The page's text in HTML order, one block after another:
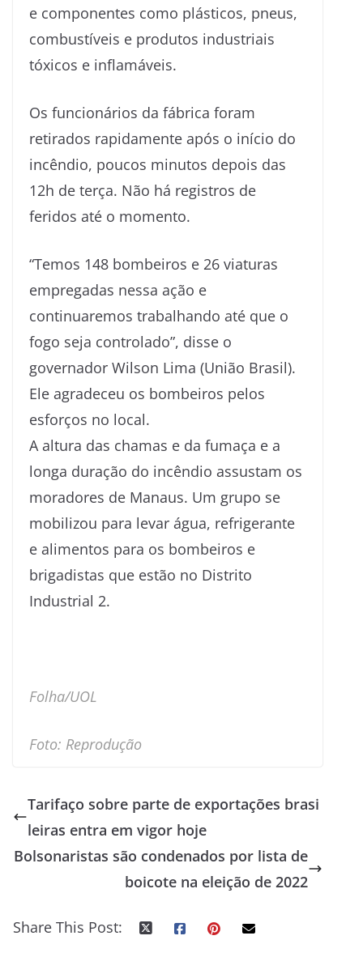
e componentes como plásticos, pneus,
combustíveis e produtos industriais
tóxicos e inflamáveis.
Os funcionários da fábrica foram
retirados rapidamente após o início do
incêndio, poucos minutos depois das
12h de terça. Não há registros de
feridos até o momento.
“Temos 148 bombeiros e 26 viaturas
empregadas nessa ação e
continuaremos trabalhando até que o
fogo seja controlado”, disse o
governador Wilson Lima (União Brasil).
Ele agradeceu os bombeiros pelos
esforços no local.
A altura das chamas e da fumaça e a
longa duração do incêndio assustam os
moradores de Manaus. Um grupo se
mobilizou para levar água, refrigerante
e alimentos para os bombeiros e
brigadistas que estão no Distrito
Industrial 2.
Folha/UOL
Foto: Reprodução
Tarifaço sobre parte de exportações brasi
leiras entra em vigor hoje
Bolsonaristas são condenados por lista de
boicote na eleição de 2022
Share This Post: